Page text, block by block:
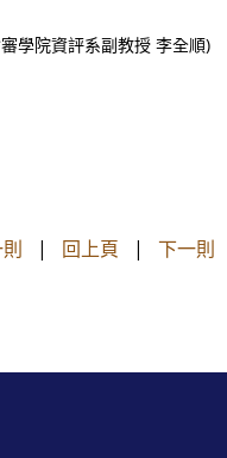
學院資評系副教授 李全順)
| 回上頁 | 下一則